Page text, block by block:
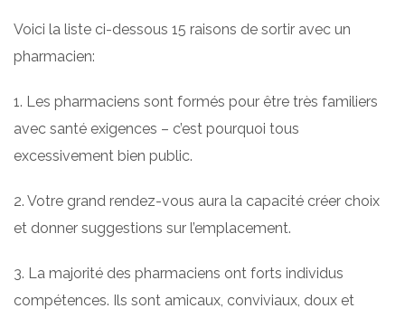
Voici la liste ci-dessous 15 raisons de sortir avec un
pharmacien:
1. Les pharmaciens sont formés pour être très familiers
avec santé exigences – c’est pourquoi tous
excessivement bien public.
2. Votre grand rendez-vous aura la capacité créer choix
et donner suggestions sur l’emplacement.
3. La majorité des pharmaciens ont forts individus
compétences. Ils sont amicaux, conviviaux, doux et